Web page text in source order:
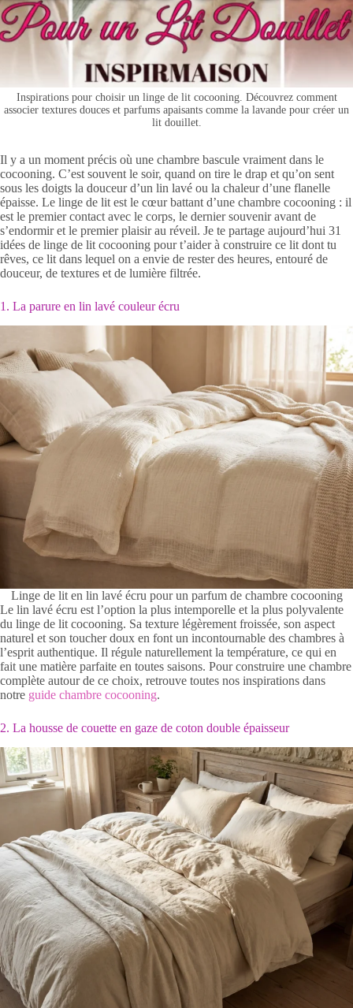
Inspirations pour choisir un linge de lit cocooning. Découvrez comment
associer textures douces et parfums apaisants comme la lavande pour créer un
lit douillet.
Il y a un moment précis où une chambre bascule vraiment dans le
cocooning. C’est souvent le soir, quand on tire le drap et qu’on sent
sous les doigts la douceur d’un lin lavé ou la chaleur d’une flanelle
épaisse. Le linge de lit est le cœur battant d’une chambre cocooning : il
est le premier contact avec le corps, le dernier souvenir avant de
s’endormir et le premier plaisir au réveil. Je te partage aujourd’hui 31
idées de linge de lit cocooning pour t’aider à construire ce lit dont tu
rêves, ce lit dans lequel on a envie de rester des heures, entouré de
douceur, de textures et de lumière filtrée.
1. La parure en lin lavé couleur écru
Linge de lit en lin lavé écru pour un parfum de chambre cocooning
Le lin lavé écru est l’option la plus intemporelle et la plus polyvalente
du linge de lit cocooning. Sa texture légèrement froissée, son aspect
naturel et son toucher doux en font un incontournable des chambres à
l’esprit authentique. Il régule naturellement la température, ce qui en
fait une matière parfaite en toutes saisons. Pour construire une chambre
complète autour de ce choix, retrouve toutes nos inspirations dans
notre guide chambre cocooning.
2. La housse de couette en gaze de coton double épaisseur